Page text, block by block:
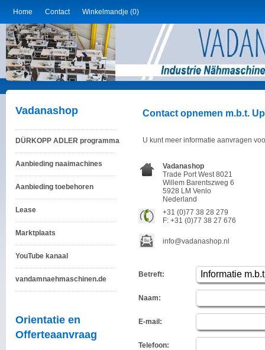
Home Contact Winkelmandje (0)
Vadanashop
DÜRKOPP ADLER programma
Aanbieding naaimachines
Aanbieding toebehoren
Lease
Marktplaats
YouTube kanaal
vandamnaehmaschinen.de
Orientatie en
Offerteaanvraag
Contact opnemen m.b.t.
U kunt meer informatie aanvragen
Vadanashop
Trade Port West 8021
Willem Barentszweg 6
5928 LM Venlo
Nederland
+31 (0)77 38 28 279
F: +31 (0)77 38 27 676
info@vadanashop.nl
Betreft:
Naam:
E-mail:
Telefoon: